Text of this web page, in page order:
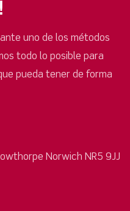
uno de los métodos
todo lo posible para
pueda tener de forma
Norwich NR5 9JJ